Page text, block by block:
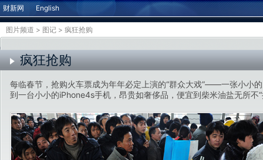
财新网 English
图片频道 > 图记 > 疯狂抢购
疯狂抢购
每临春节，抢购火车票成为年年必定上演的“群众大戏”——一张小小
到一台小小的iPhone4s手机，昂贵如奢侈品，便宜到柴米油盐无所不